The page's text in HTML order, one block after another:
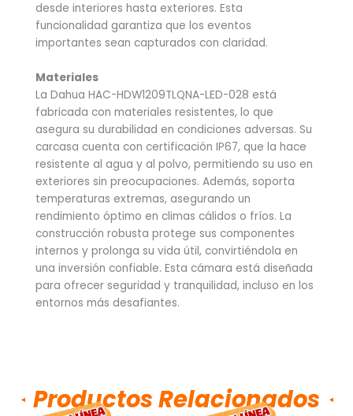
desde interiores hasta exteriores. Esta
funcionalidad garantiza que los eventos
importantes sean capturados con claridad.
Materiales
La Dahua HAC-HDW1209TLQNA-LED-028 está
fabricada con materiales resistentes, lo que
asegura su durabilidad en condiciones adversas. Su
carcasa cuenta con certificación IP67, que la hace
resistente al agua y al polvo, permitiendo su uso en
exteriores sin preocupaciones. Además, soporta
temperaturas extremas, asegurando un
rendimiento óptimo en climas cálidos o fríos. La
construcción robusta protege sus componentes
internos y prolonga su vida útil, convirtiéndola en
una inversión confiable. Esta cámara está diseñada
para ofrecer seguridad y tranquilidad, incluso en los
entornos más desafiantes.
Productos Relacionados